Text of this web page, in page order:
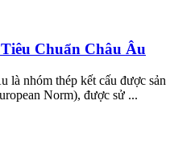
Chuẩn Châu Âu
là nhóm thép kết cấu được sản
Norm), được sử ...